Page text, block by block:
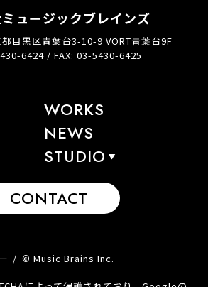
ュージックブレインズ
目黒区青葉台3-10-9 VORT青葉台9F
6424 / FAX: 03-5430-6425
WORKS
NEWS
STUDIO
CONTACT
© Music Brains Inc.